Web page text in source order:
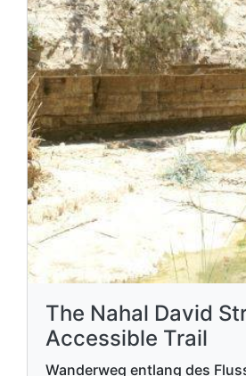
The Nahal David
Accessible Trail
Wanderweg entlang des